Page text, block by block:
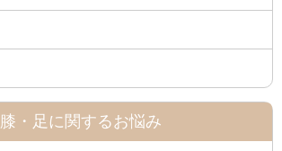
膝・足に関するお悩み